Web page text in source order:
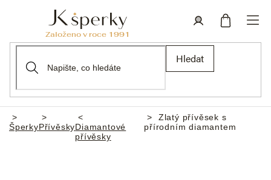
Hledat
Domů
ŠperkyPřívěskyDiamantové
přívěsky
Zlatý přívěsek s
přírodním diamantem